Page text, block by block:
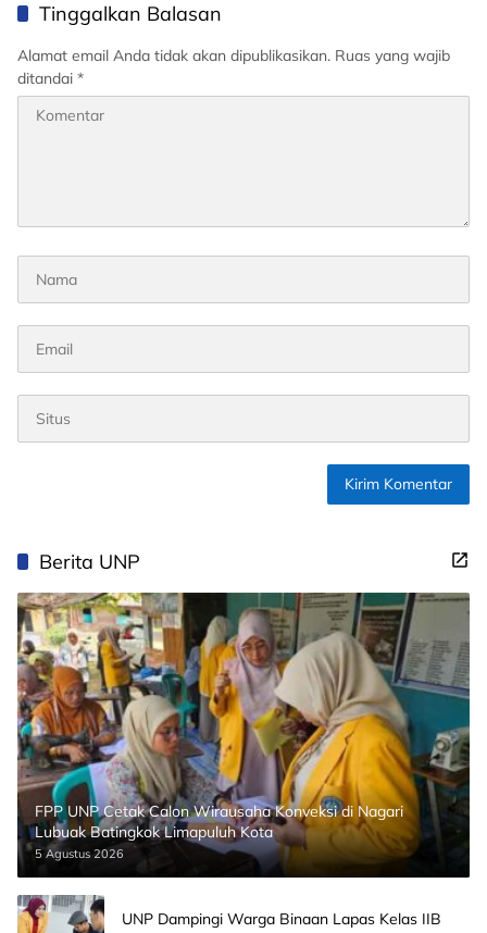
Tinggalkan Balasan
Alamat email Anda tidak akan dipublikasikan. Ruas yang wajib
ditandai *
Berita UNP
FPP UNP Cetak Calon Wirausaha Konveksi di Nagari
Lubuak Batingkok Limapuluh Kota
5 Agustus 2026
UNP Dampingi Warga Binaan Lapas Kelas IIB